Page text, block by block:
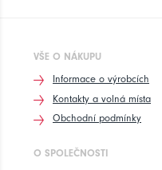
VŠE O NÁKUPU
Informace o výrobcích
Kontakty a volná místa
Obchodní podmínky
O SPOLEČNOSTI